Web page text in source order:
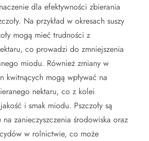
dla efektywności zbierania
Na przykład w okresach suszy
mogą mieć trudności z
co prowadzi do zmniejszenia
miodu. Również zmiany w
kwitnących mogą wpływać na
nektaru, co z kolei
i smak miodu. Pszczoły są
zanieczyszczenia środowiska oraz
w rolnictwie, co może